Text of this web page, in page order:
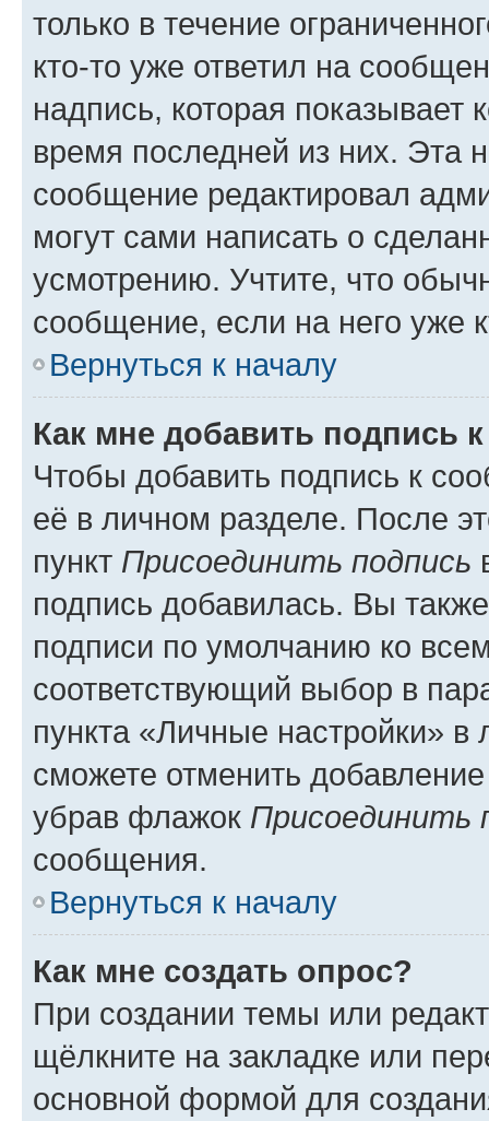
только в течение
кто-то уже ответил на
надпись, которая показывает
время последней из них. Эта
сообщение редактировал
могут сами написать о
усмотрению. Учтите, что
сообщение, если на него уже
Вернуться к началу
Как мне добавить подпись
Чтобы добавить подпись к
её в личном разделе. После
пункт Присоединить подпись
подпись добавилась. Вы
подписи по умолчанию ко
соответствующий выбор в
пункта «Личные настройки»
сможете отменить
убрав флажок Присоединить
сообщения.
Вернуться к началу
Как мне создать опрос?
При создании темы или
щёлкните на закладке или
основной формой для